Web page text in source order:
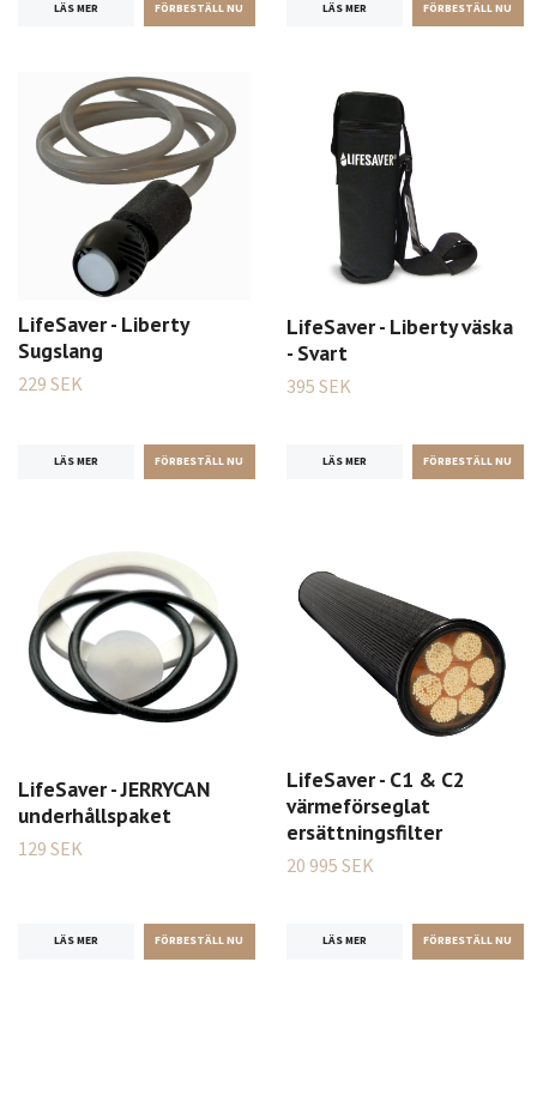
LÄS MER LÄS MER
LifeSaver - Liberty
Sugslang
229 SEK
LÄS MER
LifeSaver - Liberty väska
- Svart
395 SEK
LÄS MER
LifeSaver - JERRYCAN
underhållspaket
129 SEK
LÄS MER
LifeSaver - C1 & C2
värmeförseglat
ersättningsfilter
20 995 SEK
LÄS MER